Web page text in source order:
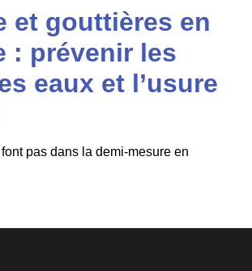
et gouttières en
: prévenir les
eaux et l’usure
pas dans la demi-mesure en